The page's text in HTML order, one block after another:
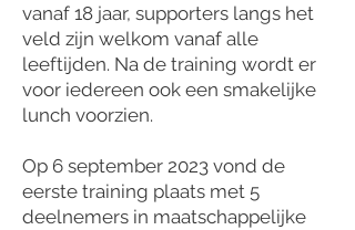
vanaf 18 jaar, supporters langs het
veld zijn welkom vanaf alle
leeftijden. Na de training wordt er
voor iedereen ook een smakelijke
lunch voorzien.
Op 6 september 2023 vond de
eerste training plaats met 5
deelnemers in maatschappelijke